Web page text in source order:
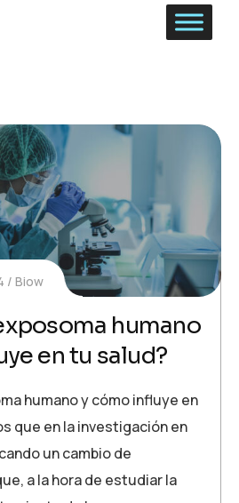
Biow
humano
en tu salud?
humano y cómo influye en
que en la investigación en
un cambio de
a la hora de estudiar la